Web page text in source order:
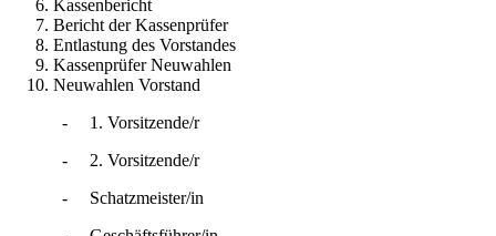
Kassenbericht
Bericht der Kassenprüfer
Entlastung des Vorstandes
Kassenprüfer Neuwahlen
Neuwahlen Vorstand
-
1. Vorsitzende/r
-
2. Vorsitzende/r
-
Schatzmeister/in